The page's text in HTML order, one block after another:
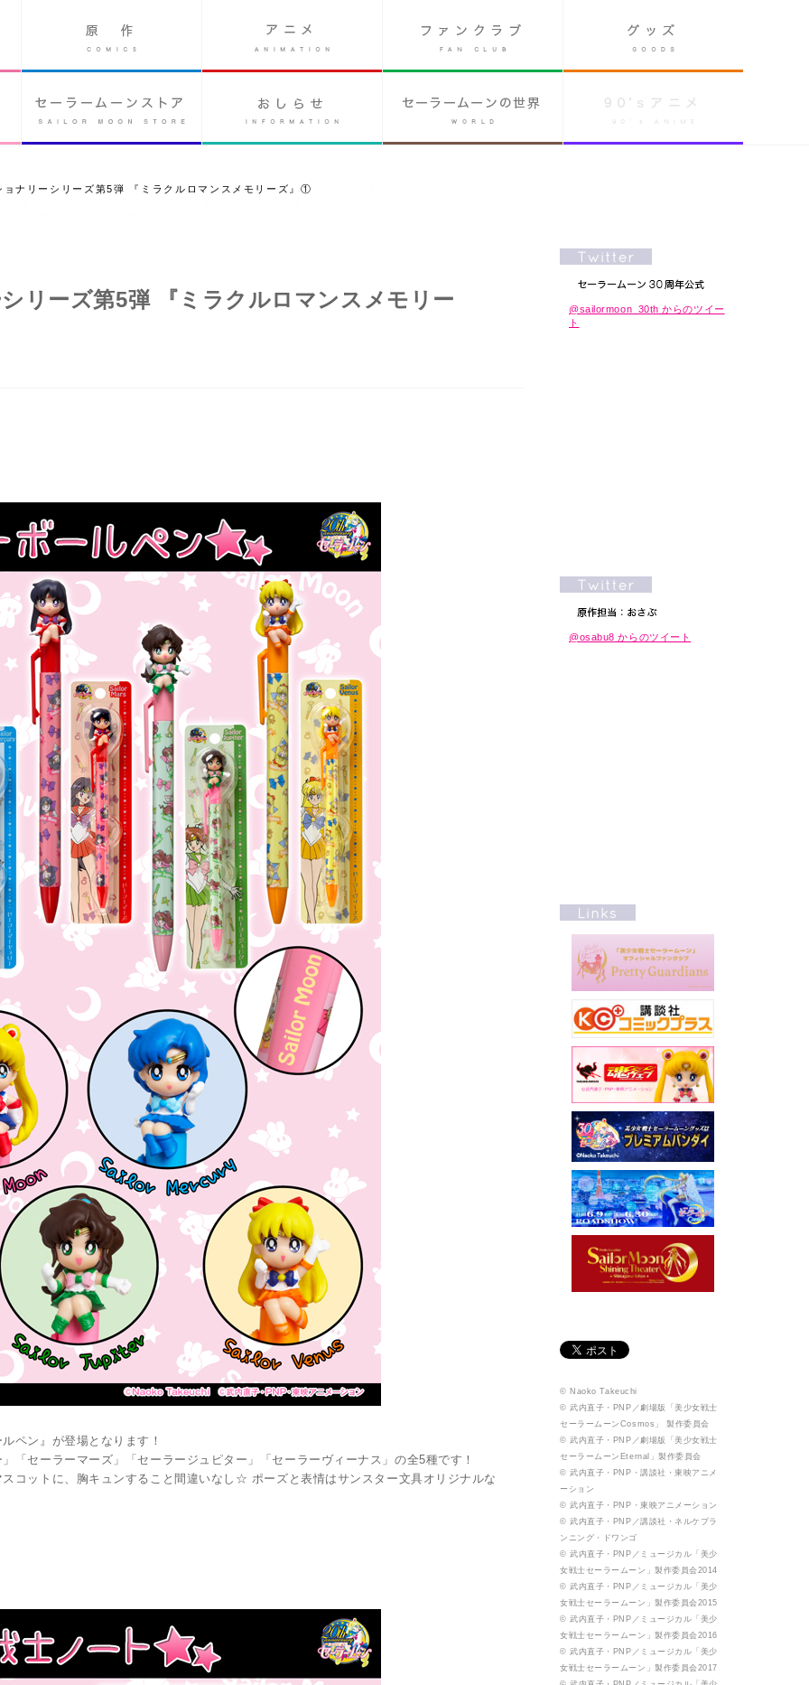
ョナリーシリーズ第5弾 『ミラクルロマンスメモリーズ』①
リーズ第5弾 『ミラクルロマンスメモリー
ペン』が登場となります！
「セーラーマーズ」「セーラージュピター」「セーラーヴィーナス」の全5種です！
コットに、胸キュンすること間違いなし☆ ポーズと表情はサンスター文具オリジナルな
@sailormoon_30th からのツイー
ト
@osabu8 からのツイート
© Naoko Takeuchi
© 武内直子・PNP／劇場版「美少女戦士
セーラームーンCosmos」 製作委員会
© 武内直子・PNP／劇場版「美少女戦士
セーラームーンEternal」製作委員会
© 武内直子・PNP・講談社・東映アニメ
ーション
© 武内直子・PNP・東映アニメーション
© 武内直子・PNP／講談社・ネルケプラ
ンニング・ドワンゴ
© 武内直子・PNP／ミュージカル「美少
女戦士セーラームーン」製作委員会2014
© 武内直子・PNP／ミュージカル「美少
女戦士セーラームーン」製作委員会2015
© 武内直子・PNP／ミュージカル「美少
女戦士セーラームーン」製作委員会2016
© 武内直子・PNP／ミュージカル「美少
女戦士セーラームーン」製作委員会2017